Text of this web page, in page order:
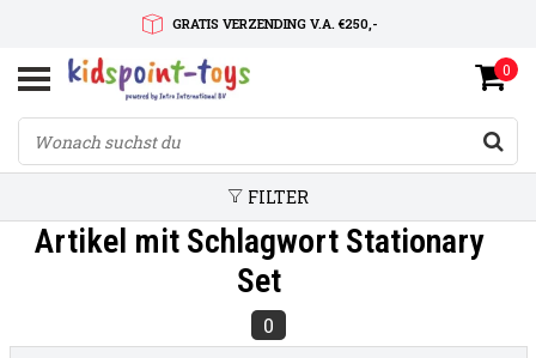
GRATIS VERZENDING V.A. €250,-
SNELLE LEVERTIJD
SERVICE OP MAAT
0
FILTER
Artikel mit Schlagwort Stationary
Set
0